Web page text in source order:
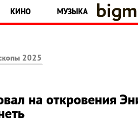
КИНО МУЗЫКА
2025
на откровения